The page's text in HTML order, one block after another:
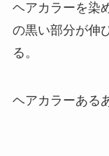
ヘアカラーを染
の黒い部分が伸
る。
ヘアカラーある